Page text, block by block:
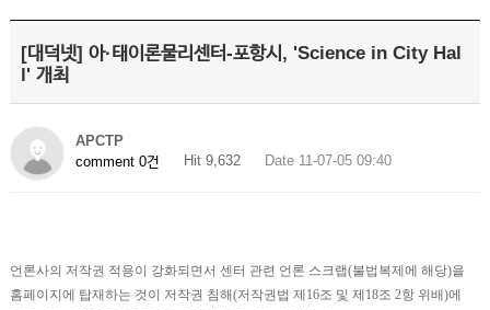
[대덕넷] 아·태이론물리센터-포항시, 'Science in City Hal
l' 개최
APCTP
comment 0건
Hit 9,632 Date 11-07-05 09:40
언론사의 저작권 적용이 강화되면서 센터 관련 언론 스크랩(불법복제에 해당)을
홈페이지에 탑재하는 것이 저작권 침해(저작권법 제16조 및 제18조 2항 위배)에